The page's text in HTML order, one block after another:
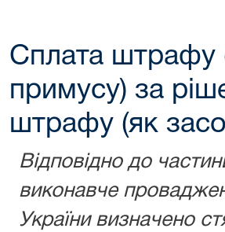
Сплата штрафу
примусу) за
штрафу (як
Відповідно до
виконавче
України визначено